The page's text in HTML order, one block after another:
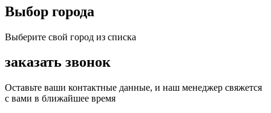
Выбор города
Выберите свой город из списка
заказать звонок
Оставьте ваши контактные данные, и наш менеджер свяжется
с вами в ближайшее время